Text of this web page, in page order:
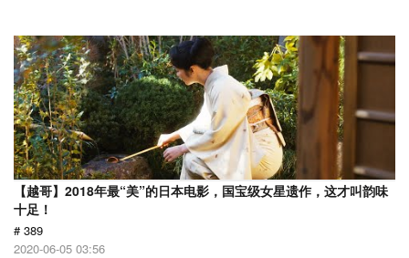
【越哥】2018年最“美”的日本电影，国宝级女星遗作，这才叫韵味
十足！
# 389
2020-06-05 03:56